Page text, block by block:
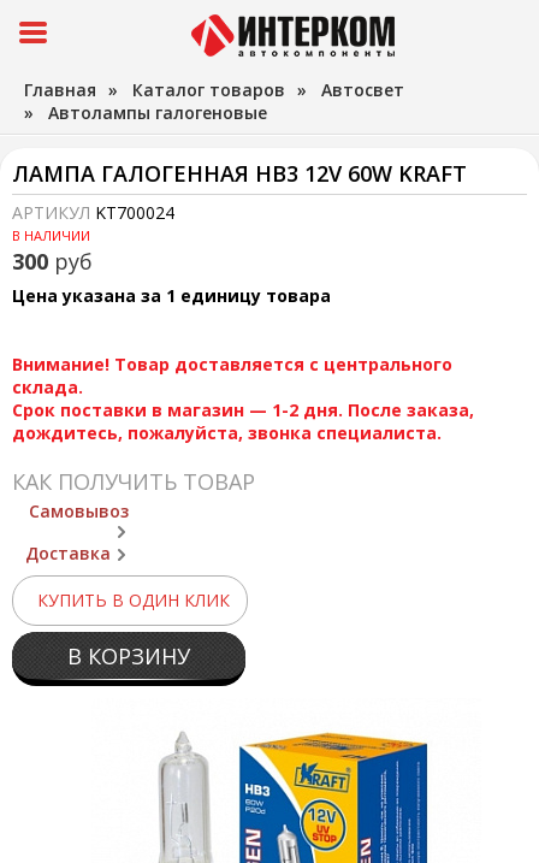
Главная » Каталог товаров » Автосвет
» Автолампы галогеновые
ЛАМПА ГАЛОГЕННАЯ HB3 12V 60W KRAFT
АРТИКУЛ KT700024
В НАЛИЧИИ
300 руб
Цена указана за 1 единицу товара
Внимание! Товар доставляется с центрального
склада.
Срок поставки в магазин — 1-2 дня. После заказа,
дождитесь, пожалуйста, звонка специалиста.
КАК ПОЛУЧИТЬ ТОВАР
Самовывоз
Доставка
КУПИТЬ В ОДИН КЛИК
В КОРЗИНУ